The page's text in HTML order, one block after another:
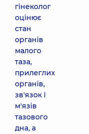
гінеколог
оцінює
стан
органів
малого
таза,
прилеглих
органів,
зв'язок і
м'язів
тазового
дна, а